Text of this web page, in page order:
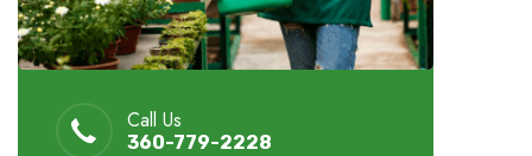
Call Us
360-779-2228